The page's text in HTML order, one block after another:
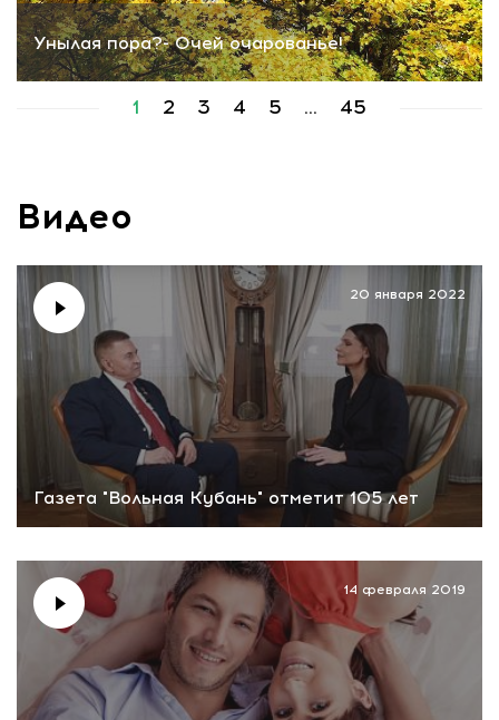
Унылая пора?- Очей очарованье!
1 2 3 4 5 ... 45
Видео
Газета "Вольная Кубань" отметит 105 лет
20 января 2022
14 февраля 2019